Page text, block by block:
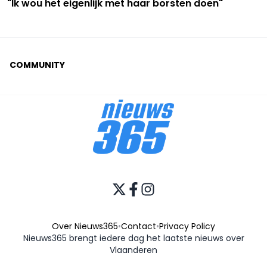
"Ik wou het eigenlijk met haar borsten doen"
COMMUNITY
Over Nieuws365•Contact•Privacy Policy
Nieuws365 brengt iedere dag het laatste nieuws over
Vlaanderen